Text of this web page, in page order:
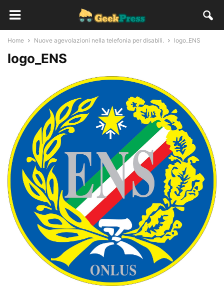
Home Nuove agevolazioni nella telefonia per disabili. logo_ENS
logo_ENS